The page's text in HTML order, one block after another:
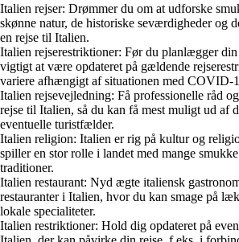
Italien rejser: Drømmer du om at udforske
skønne natur, de historiske seværdigheder og
en rejse til Italien.
Italien rejserestriktioner: Før du planlægger
vigtigt at være opdateret på gældende
variere afhængigt af situationen med COVID-
Italien rejsevejledning: Få professionelle råd
rejse til Italien, så du kan få mest muligt ud af
eventuelle turistfælder.
Italien religion: Italien er rig på kultur og
spiller en stor rolle i landet med mange
traditioner.
Italien restaurant: Nyd ægte italiensk
restauranter i Italien, hvor du kan smage på
lokale specialiteter.
Italien restriktioner: Hold dig opdateret på